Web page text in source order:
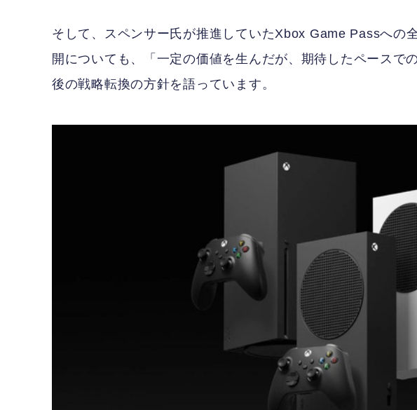
そして、スペンサー氏が推進していたXbox Game Passへの
開についても、「一定の価値を生んだが、期待したペースで
後の戦略転換の方針を語っています。